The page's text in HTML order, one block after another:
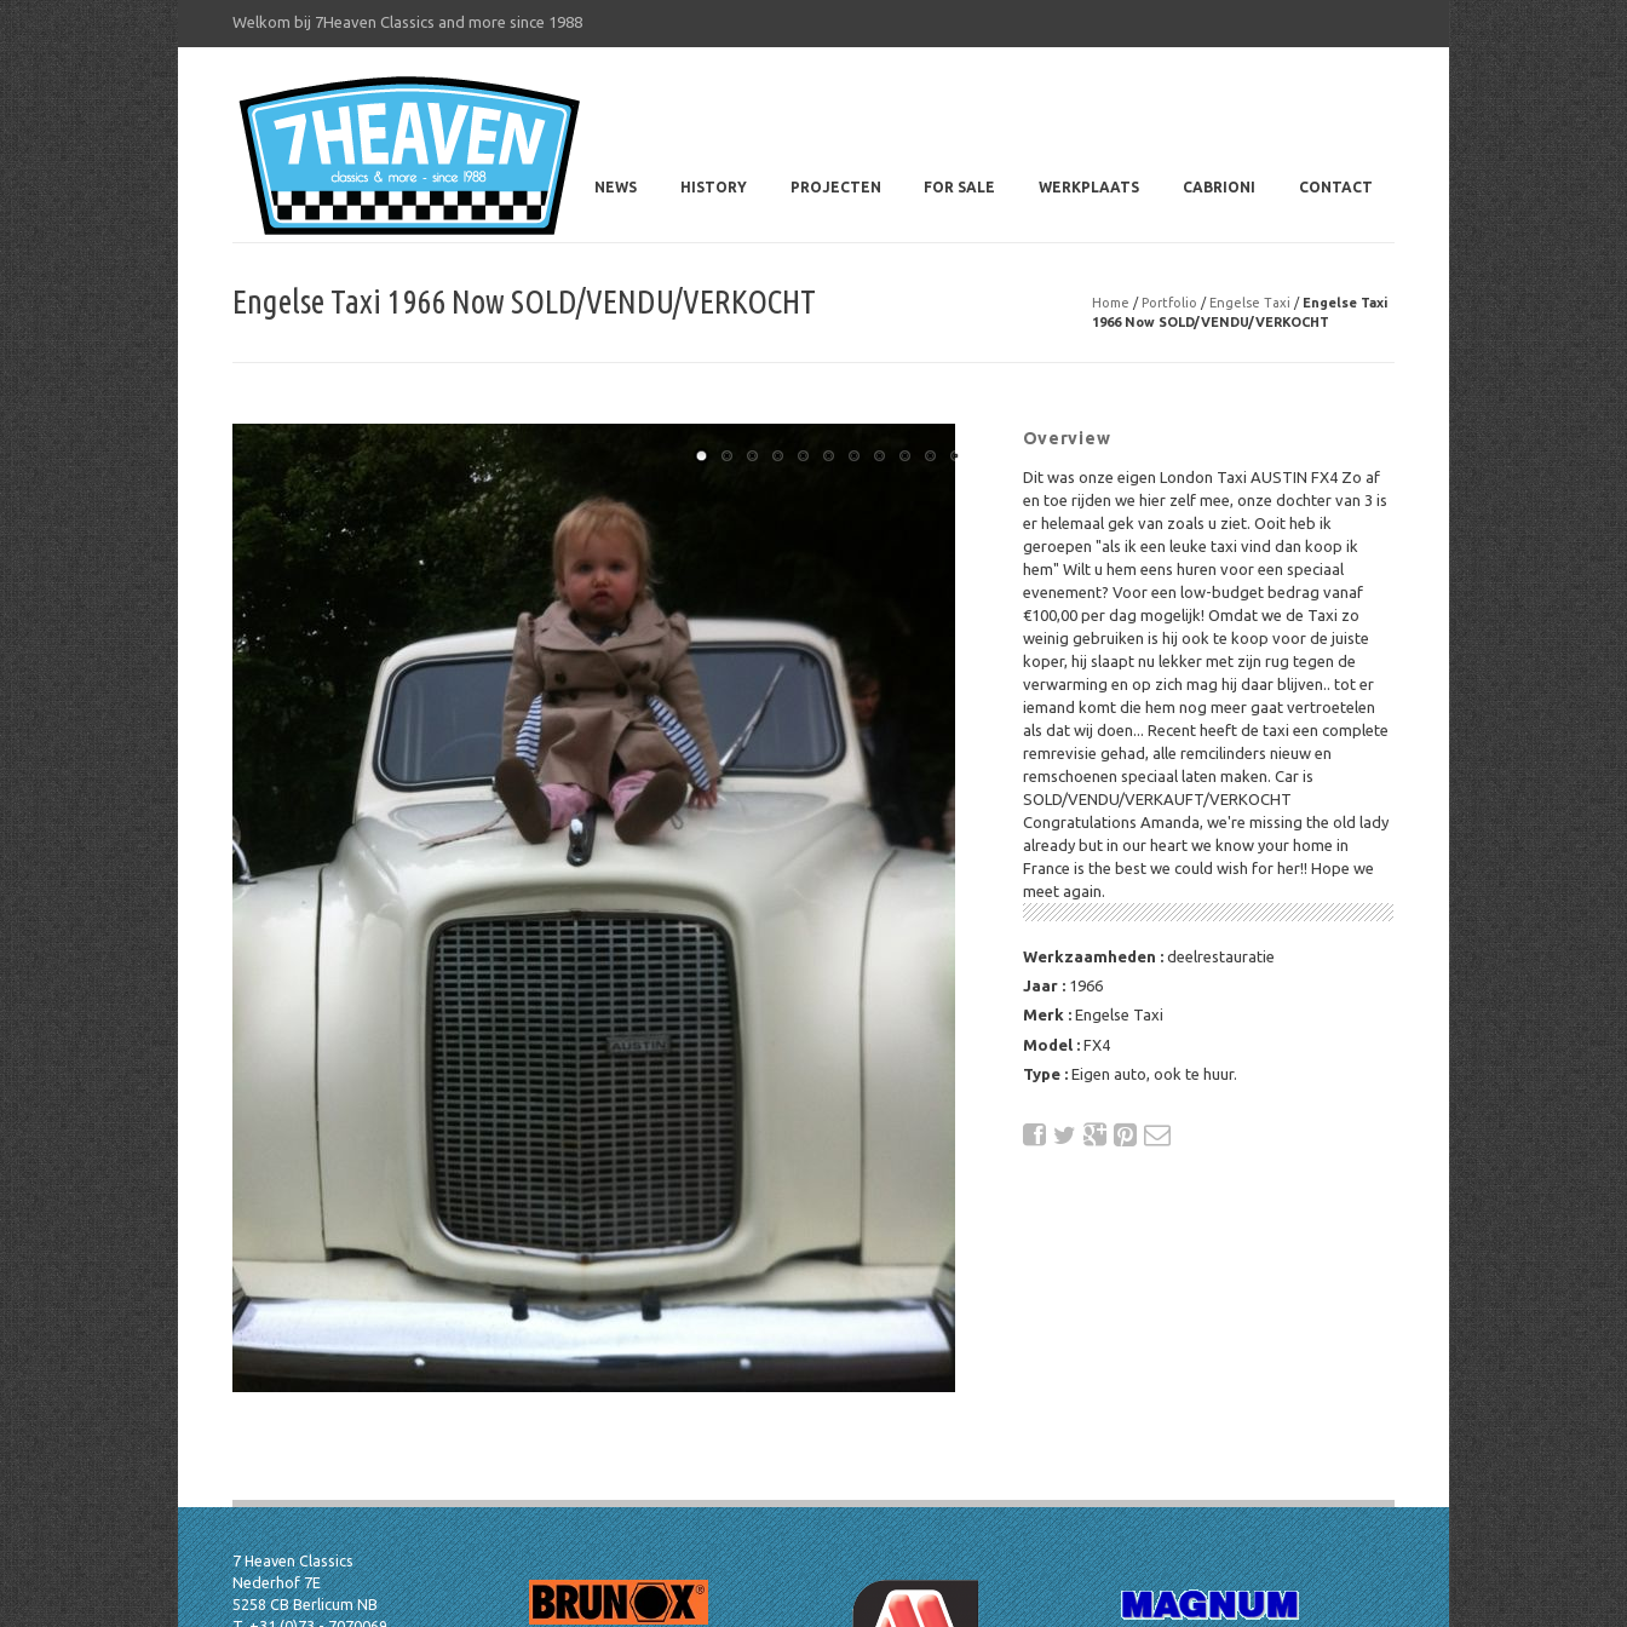
Welkom bij 7Heaven Classics and more since 1988
NEWS HISTORY PROJECTEN FOR SALE WERKPLAATS CABRIONI CONTACT
Engelse Taxi 1966 Now SOLD/VENDU/VERKOCHT Home / Portfolio / Engelse Taxi / Engelse Taxi
1966 Now SOLD/VENDU/VERKOCHT
Overview
Dit was onze eigen London Taxi AUSTIN FX4 Zo af
en toe rijden we hier zelf mee, onze dochter van 3 is
er helemaal gek van zoals u ziet. Ooit heb ik
geroepen "als ik een leuke taxi vind dan koop ik
hem" Wilt u hem eens huren voor een speciaal
evenement? Voor een low-budget bedrag vanaf
€100,00 per dag mogelijk! Omdat we de Taxi zo
weinig gebruiken is hij ook te koop voor de juiste
koper, hij slaapt nu lekker met zijn rug tegen de
verwarming en op zich mag hij daar blijven.. tot er
iemand komt die hem nog meer gaat vertroetelen
als dat wij doen... Recent heeft de taxi een complete
remrevisie gehad, alle remcilinders nieuw en
remschoenen speciaal laten maken. Car is
SOLD/VENDU/VERKAUFT/VERKOCHT
Congratulations Amanda, we're missing the old lady
already but in our heart we know your home in
France is the best we could wish for her!! Hope we
meet again.
Werkzaamheden : deelrestauratie
Jaar : 1966
Merk : Engelse Taxi
Model : FX4
Type : Eigen auto, ook te huur.
7 Heaven Classics
Nederhof 7E
5258 CB Berlicum NB